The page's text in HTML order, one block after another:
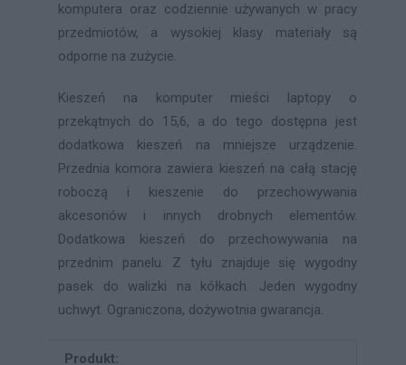
komputera oraz codziennie używanych w pracy
przedmiotów, a wysokiej klasy materiały są
odporne na zużycie.
Kieszeń na komputer mieści laptopy o
przekątnych do 15,6, a do tego dostępna jest
dodatkowa kieszeń na mniejsze urządzenie.
Przednia komora zawiera kieszeń na całą stację
roboczą i kieszenie do przechowywania
akcesoriów i innych drobnych elementów.
Dodatkowa kieszeń do przechowywania na
przednim panelu. Z tyłu znajduje się wygodny
pasek do walizki na kółkach. Jeden wygodny
uchwyt. Ograniczona, dożywotnia gwarancja.
Produkt: